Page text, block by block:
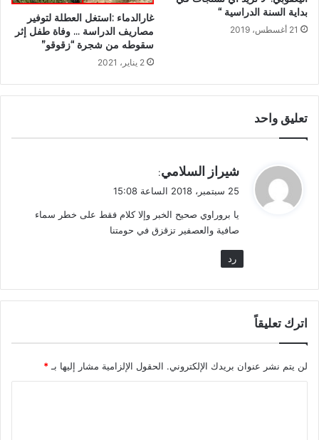
بداية السنة الدراسية “
21 أغسطس، 2019
غارالدماء :استغل العطلة لتوفير
مصاريف الدراسة … وفاة طفل إثر
سقوطه من شجرة “زقوقو”
2 يناير، 2021
تعليق واحد
ي
ل
شيراز السلامي:
25 سبتمبر، 2018 الساعة 15:08
يا بروراوي صحيح الخبر وإلا كلام فقط على خطر سماء
صافية والعصفير تزقزق في حومتنا
رد
اترك تعليقاً
لن يتم نشر عنوان بريدك الإلكتروني. الحقول الإلزامية مشار إليها بـ *